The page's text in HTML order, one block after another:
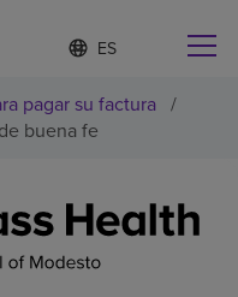
Lista
de
idiomas
contraída
d
o
m
e
c
pagar su factura /
buena fe